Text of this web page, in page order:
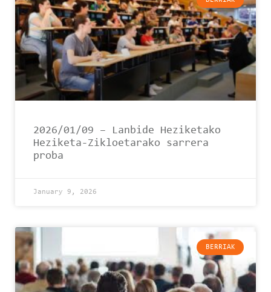
2026/01/09 – Lanbide Heziketako
Heziketa-Zikloetarako sarrera
proba
January 9, 2026
BERRIAK